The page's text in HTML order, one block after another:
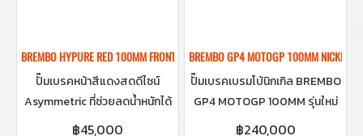
BREMBO HYPURE RED 100MM FRONT BRAKE CALIPER ปั๊มเบรคเบรมโบ้สีแดง
ปั๊มเบรคหน้าสีแดงสดดีไซน์
Asymmetric ที่ช่วยลดน้ำหนักได้
10%ทำให้เป็น Caliper ที่เบาที่สุด
฿45,000
BREMBO GP4 MOTOGP 100MM
ปั๊มเบรคเบรมโบ้นิกเกิล BREMBO
GP4 MOTOGP 100MM รุ่นใหม่
ล่าสุดมาพร้อมครีบ ขนาด 4 สูบ
฿240,000